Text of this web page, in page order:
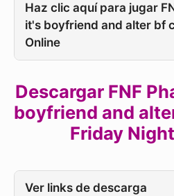
Haz clic aquí para jugar
it's boyfriend and alter bf
Online
Descargar FNF
boyfriend and
Friday
Ver links de descarga